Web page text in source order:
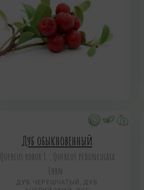
Дуб обыкновенный
Quercus robur L., Quercus pedunculata
Ehrn.
ДУБ ЧЕРЕШЧАТЫЙ, ДУБ